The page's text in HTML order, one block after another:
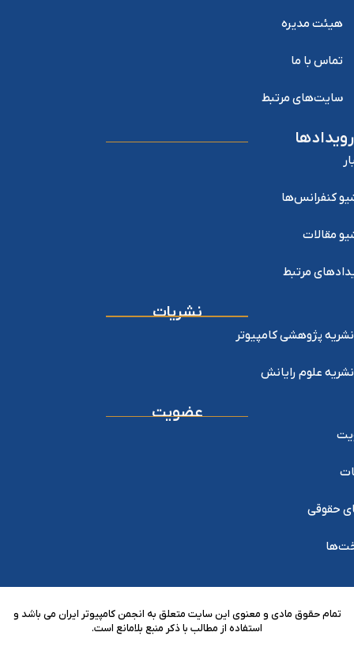
هیئت مدیره
تماس با ما
سایت‌های مرتبط
رویدادها
کنفرانس‌ها
مقالات
مرتبط
نشریات
نشریه پژوهشی کامپیوتر
نشریه علوم رایانش
عضویت
حقوقی
تمام حقوق مادی و معنوی این سایت متعلق به انجمن کامپیوتر ایران می باشد و
استفاده از مطالب با ذکر منبع بلامانع است.